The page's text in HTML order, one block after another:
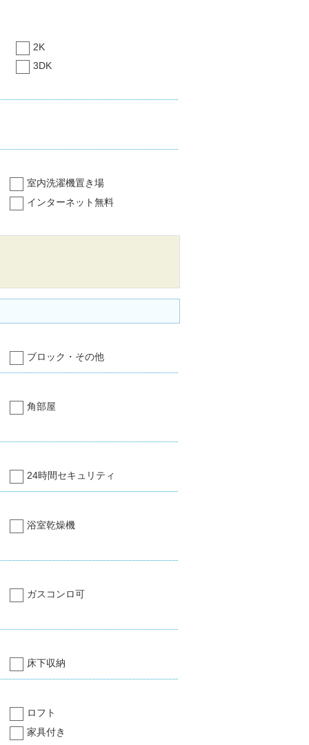
2K
3DK
室内洗濯機置き場
インターネット無料
ブロック・その他
角部屋
24時間セキュリティ
浴室乾燥機
ガスコンロ可
床下収納
ロフト
家具付き